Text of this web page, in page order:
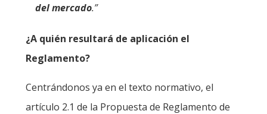
del mercado.”
¿A quién resultará de aplicación el
Reglamento?
Centrándonos ya en el texto normativo, el
artículo 2.1 de la Propuesta de Reglamento de